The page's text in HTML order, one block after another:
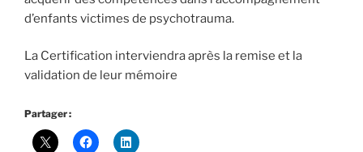
d’enfants victimes de psychotrauma.
La Certification interviendra après la remise et la
validation de leur mémoire
Partager :